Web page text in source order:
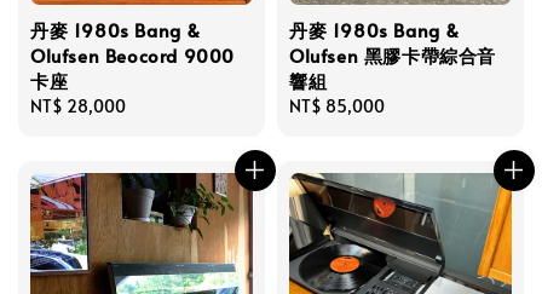
丹麥 1980s Bang &
Olufsen Beocord 9000
卡座
Regular
NT$ 28,000
丹麥 1980s Bang &
Olufsen 黑膠卡帶綜合音
響組
Regular
NT$ 85,000